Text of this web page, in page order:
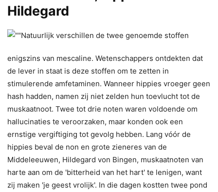
Hildegard
Natuurlijk verschillen de twee genoemde stoffen
enigszins van mescaline. Wetenschappers ontdekten dat
de lever in staat is deze stoffen om te zet­ten in
stimulerende amfetaminen. Wanneer hippies vroeger geen
hash hadden, namen zij niet zelden hun toevlucht tot de
mus­kaatnoot. Twee tot drie noten waren voldoende om
hallucinaties te veroorzaken, maar konden ook een
ernstige vergiftiging tot gevolg hebben. Lang vóór de
hippies beval de non en grote zie­neres van de
Middeleeuwen, Hildegard von Bingen, muskaatnoten van
harte aan om de 'bitterheid van het hart' te lenigen, want
zij maken 'je geest vrolijk'. In die dagen kostten twee pond